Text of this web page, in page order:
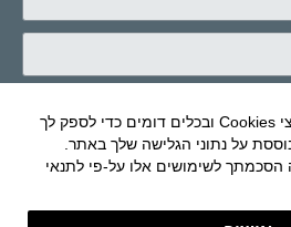
שלח
Brand Com & Design: HERZ
באתר זה נעשה שימוש בקבצי Cookies ובכלים דומים כדי לספק לך
על נתוני הגלישה שלך באתר.
לשימושים אלו על-פי לתנאי